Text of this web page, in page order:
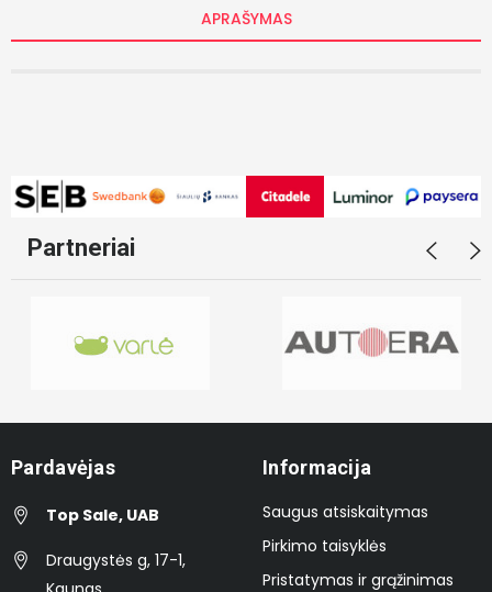
APRAŠYMAS
Partneriai
Pardavėjas
Top Sale, UAB
Draugystės g, 17-1,
Informacija
Saugus atsiskaitymas
Pirkimo taisyklės
Pristatymas ir grąžinimas